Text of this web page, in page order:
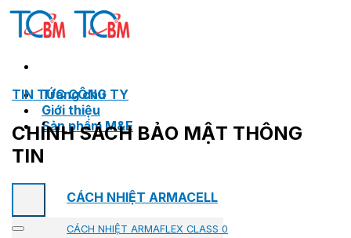
Skip
Trang chủ
Giới thiệu
Sản phẩm M&E
CÁCH NHIỆT ARMACELL
CÁCH NHIỆT ARMAFLEX CLASS 0
TIN TỨC CÔNG TY
CHÍNH SÁCH BẢO MẬT THÔNG
TIN